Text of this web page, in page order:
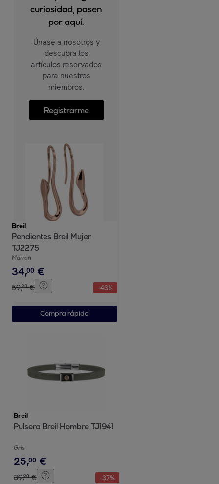
curiosidad, pasen
por aquí.
Únase a nosotros y
descubra los
artículos reservados
para nuestros
miembros.
Registrarme
Breil
Pendientes Breil Mujer
TJ2275
Marron
34,00 €
59,90 € -43%
Compra rápida
Breil
Pulsera Breil Hombre TJ1941
Gris
25,00 €
39,90 € -37%